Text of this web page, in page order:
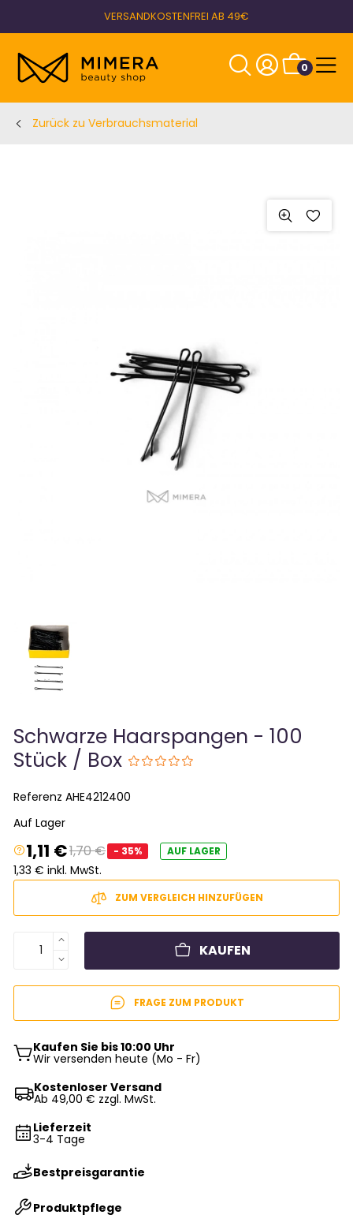
VERSANDKOSTENFREI AB 49€
0
Zurück zu Verbrauchsmaterial
Schwarze Haarspangen - 100
Stück / Box
ReferenzAHE4212400
Auf Lager
1,11 €1,70 € - 35% AUF LAGER
1,33 € inkl. MwSt.
ZUM VERGLEICH HINZUFÜGEN
KAUFEN
FRAGE ZUM PRODUKT
Kaufen Sie bis 10:00 Uhr
Wir versenden heute (Mo - Fr)
Kostenloser Versand
Ab 49,00 € zzgl. MwSt.
Lieferzeit
3-4 Tage
Bestpreisgarantie
Produktpflege